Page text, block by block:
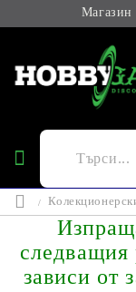
следващия
зависи от